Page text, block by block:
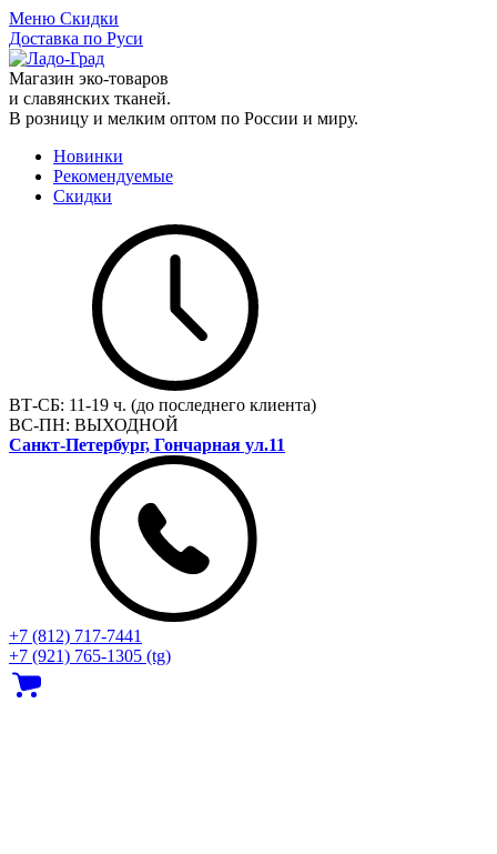
Меню Скидки
Доставка по Руси
Магазин эко-товаров
и славянских тканей.
В розницу и мелким оптом по России и миру.
Новинки
Рекомендуемые
Скидки
ВТ-СБ: 11-19 ч. (до последнего клиента)
ВС-ПН: ВЫХОДНОЙ
Санкт-Петербург, Гончарная ул.11
+7 (812) 717‑7441
+7 (921) 765-1305 (tg)